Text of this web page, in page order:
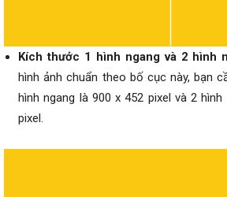
Kích thước 1 hình ngang và 2 hình
hình ảnh chuẩn theo bố cục này, bạn
hình ngang là 900 x 452 pixel và 2
pixel.